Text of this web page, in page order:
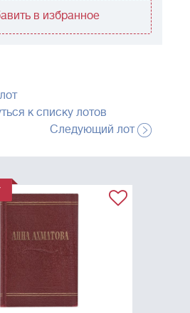
в избранное
к списку лотов
Следующий лот